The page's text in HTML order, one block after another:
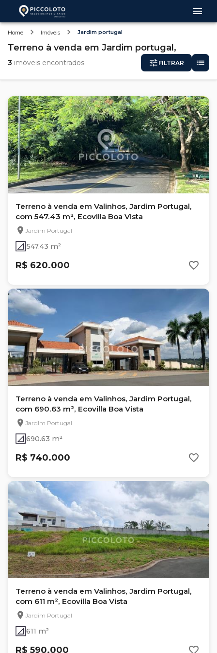
Home Imóveis Jardim portugal
Terreno à venda em Jardim portugal,
3 imóveis encontrados FILTRAR
Terreno à venda em Valinhos, Jardim Portugal,
com 547.43 m², Ecovilla Boa Vista
Jardim Portugal
547.43 m²
R$ 620.000
Terreno à venda em Valinhos, Jardim Portugal,
com 690.63 m², Ecovilla Boa Vista
Jardim Portugal
690.63 m²
R$ 740.000
Terreno à venda em Valinhos, Jardim Portugal,
com 611 m², Ecovilla Boa Vista
Jardim Portugal
611 m²
R$ 590.000